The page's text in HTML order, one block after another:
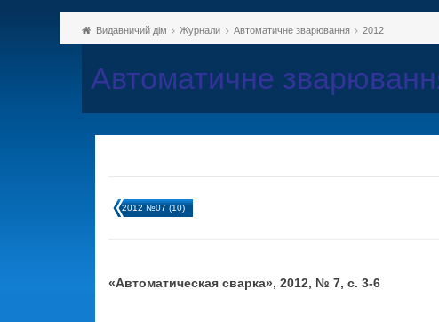
Видавничий дім Журнали Автоматичне зварювання 2012
Автоматичне
2012 №07 (10)
«Автоматическая сварка», 2012, № 7, с. 3-6